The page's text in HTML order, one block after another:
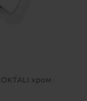
хром